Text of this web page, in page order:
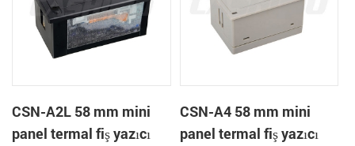
CSN-A2L 58 mm mini
panel termal fiş yazıcı
CSN-A4 58 mm mini
panel termal fiş yazıcı